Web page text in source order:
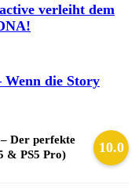
verleiht dem
die Story
Der perfekte
& PS5 Pro)
10.0